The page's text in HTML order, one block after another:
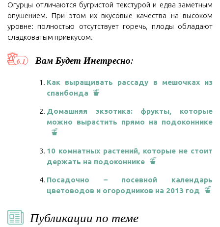
Огурцы отличаются бугристой текстурой и едва заметным
опушением. При этом их вкусовые качества на высоком
уровне: полностью отсутствует горечь, плоды обладают
сладковатым привкусом.
Вам Будет Инетресно:
Как выращивать рассаду в мешочках из
спанбонда
Домашняя экзотика: фрукты, которые
можно вырастить прямо на подоконнике
10 комнатных растений, которые не стоит
держать на подоконнике
Посадочно – посевной календарь
цветоводов и огородников на 2013 год
Публикации по теме